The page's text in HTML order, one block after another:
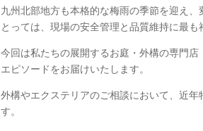
九州北部地方も本格的な梅雨の季節を迎え
とっては、現場の安全管理と品質維持に最も
今回は私たちの展開するお庭・外構の専門
エピソードをお届けいたします。
外構やエクステリアのご相談において、近
す。